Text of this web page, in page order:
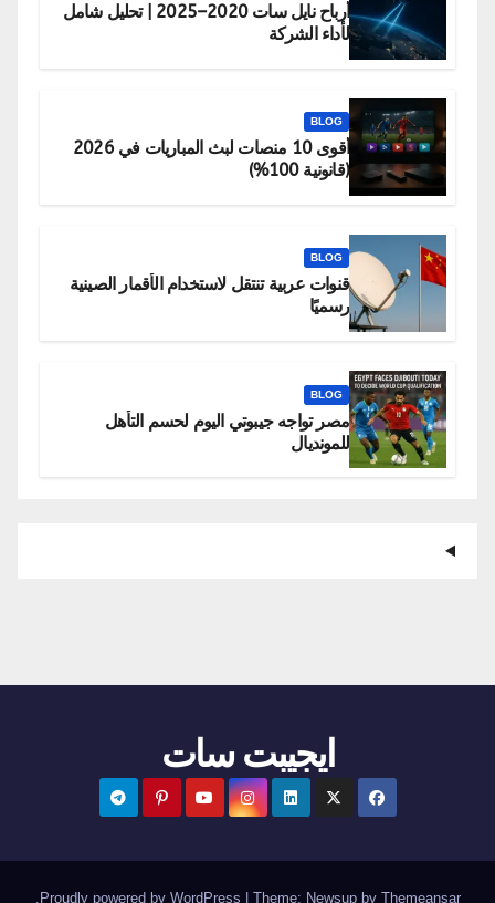
أرباح نايل سات 2020–2025 | تحليل شامل
لأداء الشركة
BLOG
أقوى 10 منصات لبث المباريات في 2026
(قانونية 100%)
BLOG
قنوات عربية تنتقل لاستخدام الأقمار الصينية
رسميًا
BLOG
مصر تواجه جيبوتي اليوم لحسم التأهل
للمونديال
ايجيبت سات
Proudly powered by WordPress Theme: Newsupby Themeansar
.